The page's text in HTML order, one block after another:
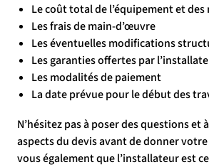
Le coût total de l’équipement et
Les frais de main-d’œuvre
Les éventuelles modifications
Les garanties offertes par
Les modalités de paiement
La date prévue pour le début des
N’hésitez pas à poser des questions et
aspects du devis avant de donner
vous également que l’installateur est